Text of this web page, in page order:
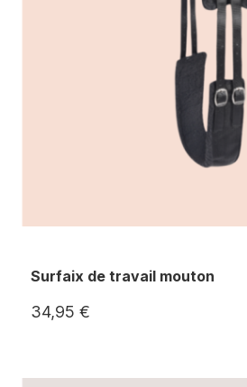
Surfaix de travail mouton
34,95 €